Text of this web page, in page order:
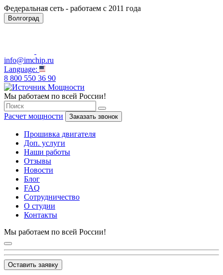
Федеральная сеть - работаем с 2011 года
Волгоград
info@imchip.ru
Language:
8 800 550 36 90
Мы работаем по всей России!
Расчет мощности Заказать звонок
Прошивка двигателя
Доп. услуги
Наши работы
Отзывы
Новости
Блог
FAQ
Сотрудничество
О студии
Контакты
Мы работаем по всей России!
Оставить заявку